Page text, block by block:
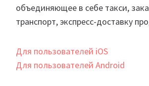
объединяющее в себе такси,
транспорт, экспресс-доставку
Для пользователей iOS
Для пользователей Android